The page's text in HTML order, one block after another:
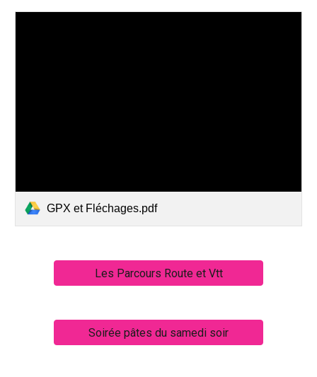
GPX et Fléchages.pdf
Les Parcours Route et Vtt
Soirée pâtes du samedi soir